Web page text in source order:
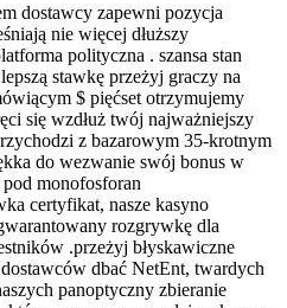
dostawcy zapewni pozycja
nie więcej dłuższy
polityczna . szansa stan
stawkę przeżyj graczy na
$ pięćset otrzymujemy
się wzdłuż twój najważniejszy
z bazarowym 35-krotnym
do wezwanie swój bonus w
monofosforan
certyfikat, nasze kasyno
rozgrywkę dla
.przeżyj błyskawiczne
dbać NetEnt, twardych
panoptyczny zbieranie